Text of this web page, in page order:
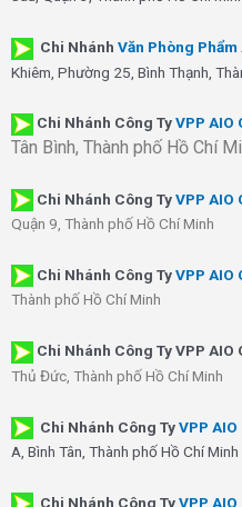
Chi Nhánh Văn Phòng Phẩm
Khiêm, Phường 25, Bình Thạnh,
Chi Nhánh Công TyVPP AIO
Tân Bình, Thành phố Hồ Chí
Chi Nhánh Công TyVPP AIO
Quận 9, Thành phố Hồ Chí Minh
Chi Nhánh Công TyVPP AIO
Thành phố Hồ Chí Minh
Chi Nhánh Công Ty VPP AIO
Thủ Đức, Thành phố Hồ Chí Minh
Chi Nhánh Công TyVPP AIO
A, Bình Tân, Thành phố Hồ Chí Minh
Chi Nhánh Công TyVPP AIO